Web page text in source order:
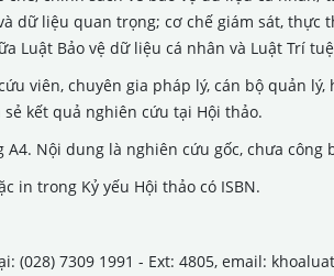
liệu quan trọng; cơ chế giám sát, thực
Bảo vệ dữ liệu cá nhân và Luật Trí
viên, chuyên gia pháp lý, cán bộ quản
kết quả nghiên cứu tại Hội thảo.
Nội dung là nghiên cứu gốc, chưa
in trong Kỷ yếu Hội thảo có ISBN.
(028) 7309 1991 - Ext: 4805, email: